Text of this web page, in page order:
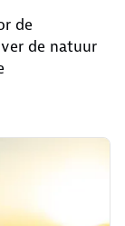
de
de natuur